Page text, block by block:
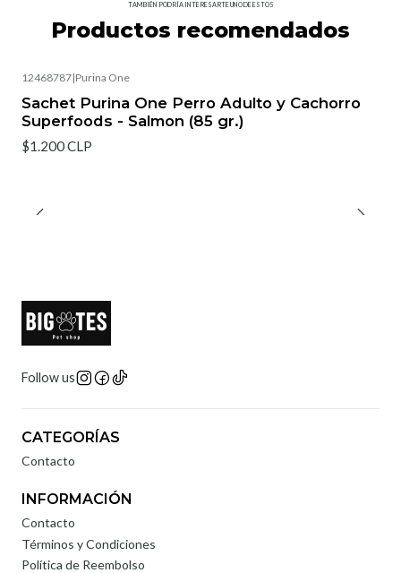
TAMBIÉN PODRÍA INTERESARTE UNO DE ESTOS
Productos recomendados
12468787|Purina One
Sachet Purina One Perro Adulto y Cachorro
Superfoods - Salmon (85 gr.)
$1.200 CLP
Follow us
CATEGORÍAS
Contacto
INFORMACIÓN
Contacto
Términos y Condiciones
Política de Reembolso